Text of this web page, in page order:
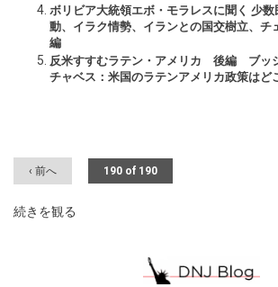
ボリビア大統領エボ・モラレスに聞く 少
動、イラク情勢、イランとの国交樹立、
編
反米すすむラテン・アメリカ 後編 ブッ
チャベス：米国のラテンアメリカ政策はど
‹ 前へ 190 of 190
続きを観る